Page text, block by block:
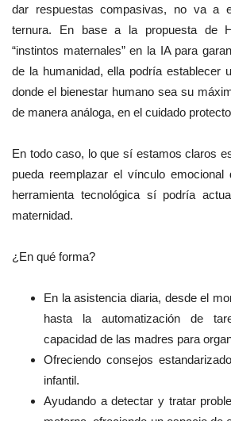
dar respuestas compasivas, no va a
ternura. En base a la propuesta de
“instintos maternales” en la IA para
de la humanidad, ella podría establecer
donde el bienestar humano sea su
de manera análoga, en el cuidado
En todo caso, lo que sí estamos claros
pueda reemplazar el vínculo
herramienta tecnológica sí podría
maternidad.
¿En qué forma?
En la asistencia diaria, desde el
hasta la automatización de
capacidad de las madres para
Ofreciendo consejos
infantil.
Ayudando a detectar y tratar